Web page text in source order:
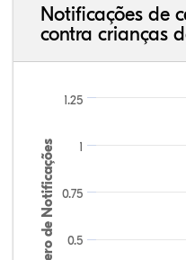
Notificações de
contra crianças
Número de Notificações 0.5
0.75
1
1.25